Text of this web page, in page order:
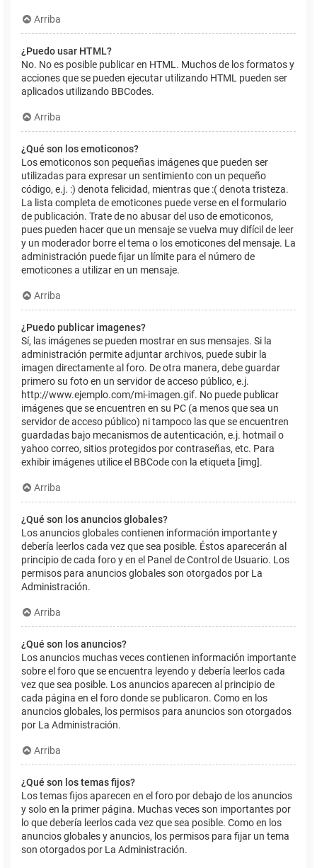
Arriba
¿Puedo usar HTML?
No. No es posible publicar en HTML. Muchos de los formatos y
acciones que se pueden ejecutar utilizando HTML pueden ser
aplicados utilizando BBCodes.
Arriba
¿Qué son los emoticonos?
Los emoticonos son pequeñas imágenes que pueden ser
utilizadas para expresar un sentimiento con un pequeño
código, e.j. :) denota felicidad, mientras que :( denota tristeza.
La lista completa de emoticones puede verse en el formulario
de publicación. Trate de no abusar del uso de emoticonos,
pues pueden hacer que un mensaje se vuelva muy difícil de leer
y un moderador borre el tema o los emoticones del mensaje. La
administración puede fijar un límite para el número de
emoticones a utilizar en un mensaje.
Arriba
¿Puedo publicar imagenes?
Sí, las imágenes se pueden mostrar en sus mensajes. Si la
administración permite adjuntar archivos, puede subir la
imagen directamente al foro. De otra manera, debe guardar
primero su foto en un servidor de acceso público, e.j.
http://www.ejemplo.com/mi-imagen.gif. No puede publicar
imágenes que se encuentren en su PC (a menos que sea un
servidor de acceso público) ni tampoco las que se encuentren
guardadas bajo mecanismos de autenticación, e.j. hotmail o
yahoo correo, sitios protegidos por contraseñas, etc. Para
exhibir imágenes utilice el BBCode con la etiqueta [img].
Arriba
¿Qué son los anuncios globales?
Los anuncios globales contienen información importante y
debería leerlos cada vez que sea posible. Éstos aparecerán al
principio de cada foro y en el Panel de Control de Usuario. Los
permisos para anuncios globales son otorgados por La
Administración.
Arriba
¿Qué son los anuncios?
Los anuncios muchas veces contienen información importante
sobre el foro que se encuentra leyendo y debería leerlos cada
vez que sea posible. Los anuncios aparecen al principio de
cada página en el foro donde se publicaron. Como en los
anuncios globales, los permisos para anuncios son otorgados
por La Administración.
Arriba
¿Qué son los temas fijos?
Los temas fijos aparecen en el foro por debajo de los anuncios
y solo en la primer página. Muchas veces son importantes por
lo que debería leerlos cada vez que sea posible. Como en los
anuncios globales y anuncios, los permisos para fijar un tema
son otorgados por La Administración.